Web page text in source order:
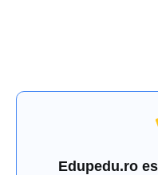
Edupedu.ro